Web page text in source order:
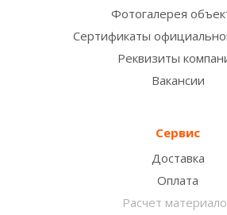
Фотогалерея
Сертификаты
Реквизиты
Вакансии
Сервис
Доставка
Оплата
Расчет